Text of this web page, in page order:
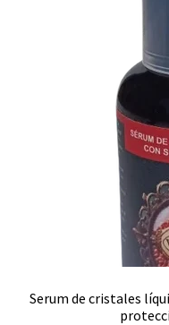
Serum de cristales